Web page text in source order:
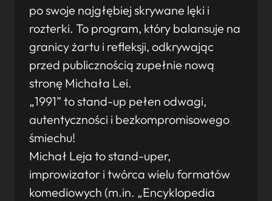
po swoje najgłębiej skrywane lęki i
rozterki. To program, który balansuje na
granicy żartu i refleksji, odkrywając
przed publicznością zupełnie nową
stronę Michała Lei.
„1991” to stand-up pełen odwagi,
autentyczności i bezkompromisowego
śmiechu!
Michał Leja to stand-uper,
improwizator i twórca wielu formatów
komediowych (m.in. „Encyklopedia